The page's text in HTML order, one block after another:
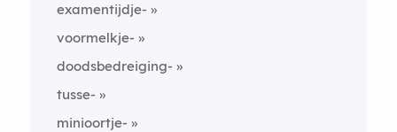
examentijdje-
voormelkje-
doodsbedreiging-
tusse-
minioortje-